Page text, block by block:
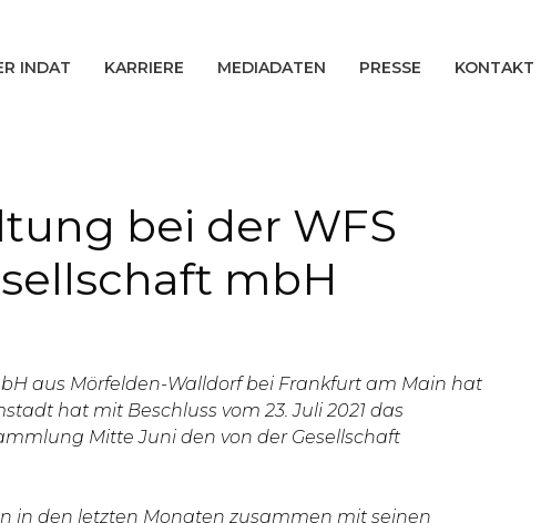
INDAT KARRIERE MEDIADATEN PRESSE KONTAKT
bei der WFS
mbH
aus Mörfelden-Walldorf bei Frankfurt am Main hat
hat mit Beschluss vom 23. Juli 2021 das
Mitte Juni den von der Gesellschaft
in den letzten Monaten zusammen mit seinen